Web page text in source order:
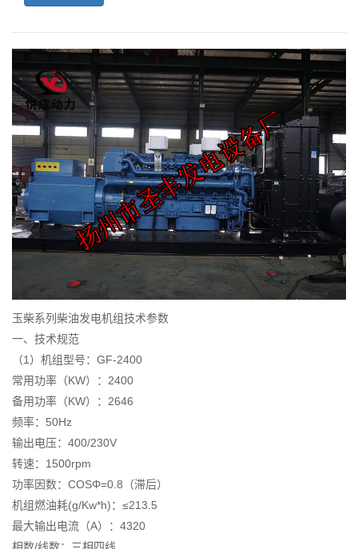
玉柴系列柴油发电机组技术参数
一、技术规范
（1）机组型号：GF-2400
常用功率（KW）：2400
备用功率（KW）：2646
频率：50Hz
输出电压：400/230V
转速：1500rpm
功率因数：COSΦ=0.8（滞后）
机组燃油耗(g/Kw*h)：≤213.5
最大输出电流（A）：4320
相数/线数：三相四线